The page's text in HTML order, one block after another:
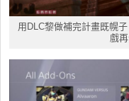
用DLC黎做補完計畫既幌
戲